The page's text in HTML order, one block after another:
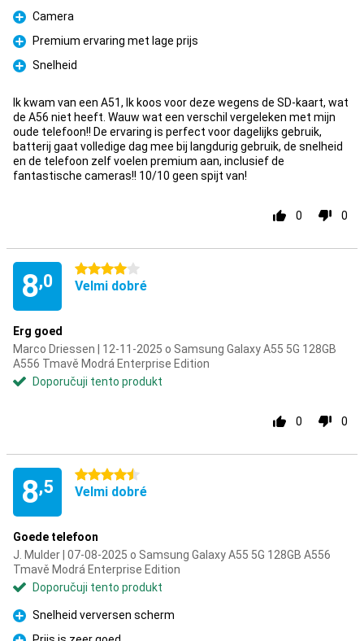
Pro
Camera
Pro
Premium ervaring met lage prijs
Pro
Snelheid
Ik kwam van een A51, Ik koos voor deze wegens de SD-kaart, wat
de A56 niet heeft. Wauw wat een verschil vergeleken met mijn
oude telefoon!! De ervaring is perfect voor dagelijks gebruik,
batterij gaat volledige dag mee bij langdurig gebruik, de snelheid
en de telefoon zelf voelen premium aan, inclusief de
fantastische cameras!! 10/10 geen spijt van!
0 0
8,0
4 hvězdičky
Velmi dobré
Erg goed
Marco Driessen | 12-11-2025 o Samsung Galaxy A55 5G 128GB
A556 Tmavě Modrá Enterprise Edition
Doporučuji tento produkt
0 0
8,5
4.5 hvězdičky
Velmi dobré
Goede telefoon
J. Mulder | 07-08-2025 o Samsung Galaxy A55 5G 128GB A556
Tmavě Modrá Enterprise Edition
Doporučuji tento produkt
Pro
Snelheid verversen scherm